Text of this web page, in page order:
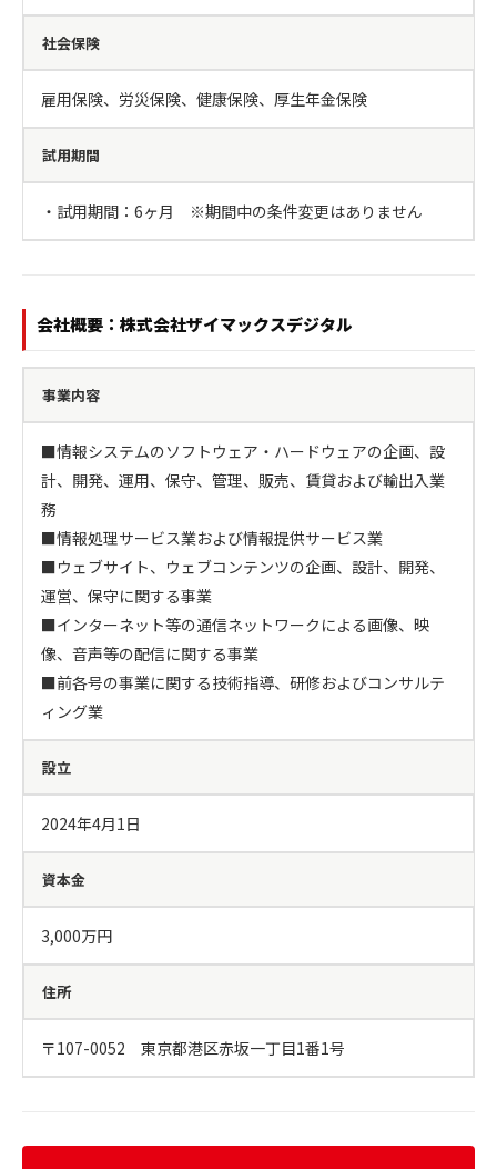
社会保険
雇用保険、労災保険、健康保険、厚生年金保険
試用期間
・試用期間：6ヶ月　※期間中の条件変更はありません
会社概要：株式会社ザイマックスデジタル
事業内容
■情報システムのソフトウェア・ハードウェアの企画、設
計、開発、運用、保守、管理、販売、賃貸および輸出入業
務
■情報処理サービス業および情報提供サービス業
■ウェブサイト、ウェブコンテンツの企画、設計、開発、
運営、保守に関する事業
■インターネット等の通信ネットワークによる画像、映
像、音声等の配信に関する事業
■前各号の事業に関する技術指導、研修およびコンサルテ
ィング業
設立
2024年4月1日
資本金
3,000万円
住所
〒107-0052　東京都港区赤坂一丁目1番1号